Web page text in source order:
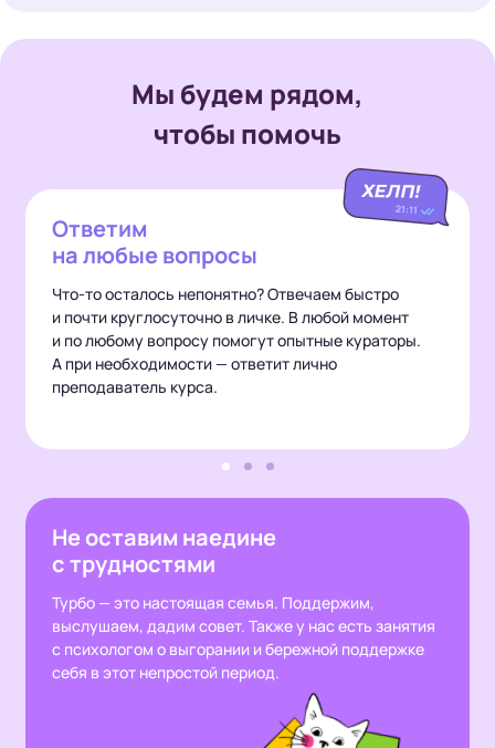
Мы будем рядом,
чтобы помочь
Ответим
на любые вопросы
Что-то осталось непонятно? Отвечаем быстро
и почти круглосуточно в личке. В любой момент
и по любому вопросу помогут опытные кураторы.
А при необходимости — ответит лично
преподаватель курса.
Не оставим наедине
с трудностями
Турбо — это настоящая семья. Поддержим,
выслушаем, дадим совет. Также у нас есть занятия
с психологом о выгорании и бережной поддержке
себя в этот непростой период.